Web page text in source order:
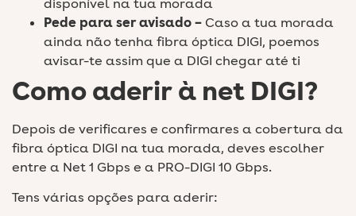
disponível na tua morada
Pede para ser avisado – Caso a tua morada
ainda não tenha fibra óptica DIGI, poemos
avisar-te assim que a DIGI chegar até ti
Como aderir à net DIGI?
Depois de verificares e confirmares a cobertura da
fibra óptica DIGI na tua morada, deves escolher
entre a Net 1 Gbps e a PRO-DIGI 10 Gbps.
Tens várias opções para aderir: